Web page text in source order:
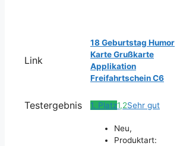
Link
18 Geburtstag Humor
Karte Grußkarte
Applikation
Freifahrtschein C6
Testergebnis 1. Platz1,2Sehr gut
Neu,
Produktart: